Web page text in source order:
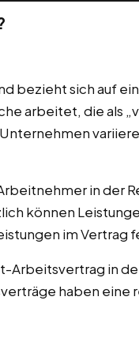
bezieht sich auf
arbeitet, die als
in der
können
im Vertrag
Arbeitsvertrag in
haben eine